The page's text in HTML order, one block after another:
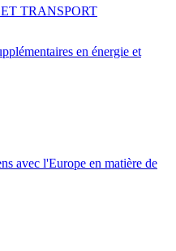
en énergie et
TRANSPORT
avec l'Europe en matière de